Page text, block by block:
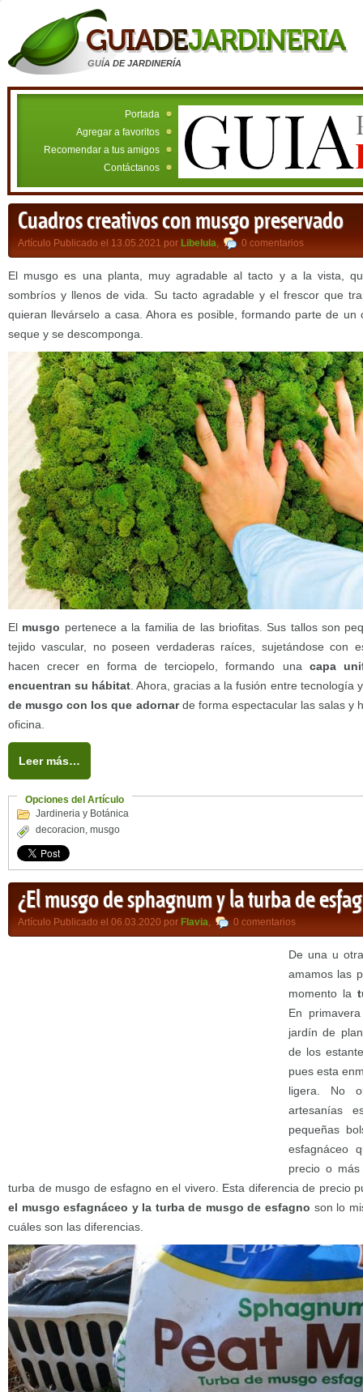
GUÍA DE JARDINERÍA
Portada
Agregar a favoritos
Recomendar a tus amigos
Contáctanos
Cuadros creativos con musgo preservado
Artículo Publicado el 13.05.2021 por Libelula, 0 comentarios
El musgo es una planta, muy agradable al tacto y a la vista,
sombríos y llenos de vida. Su tacto agradable y el frescor que
quieran llevárselo a casa. Ahora es posible, formando parte de
seque y se descomponga.
El musgo pertenece a la familia de las briofitas. Sus tallos son
tejido vascular, no poseen verdaderas raíces, sujetándose con
hacen crecer en forma de terciopelo, formando una capa
encuentran su hábitat . Ahora, gracias a la fusión entre tecnología
de musgo con los que adornarde forma espectacular las salas y
oficina.
Leer más…
Opciones del Artículo
Jardineria y Botánica
decoracion, musgo
¿El musgo de sphagnum y la turba de
Artículo Publicado el 06.03.2020 por Flavia, 0 comentarios
De una u
amamos las
momento la
En
jardín de
de los
pues esta
ligera. No
artesanías
pequeñas
esfagnáceo
precio o
turba de musgo de esfagno en el vivero. Esta diferencia de precio
el musgo esfagnáceo y la turba de musgo de esfagno son lo
cuáles son las diferencias.